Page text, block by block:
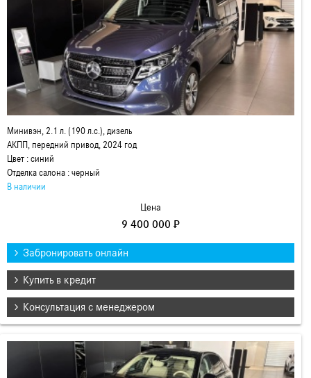
Минивэн, 2.1 л. (190 л.с.), дизель
АКПП, передний привод, 2024 год
Цвет : синий
Отделка салона : черный
В наличии
Цена
9 400 000 ₽
Забронировать онлайн
Купить в кредит
Консультация с менеджером